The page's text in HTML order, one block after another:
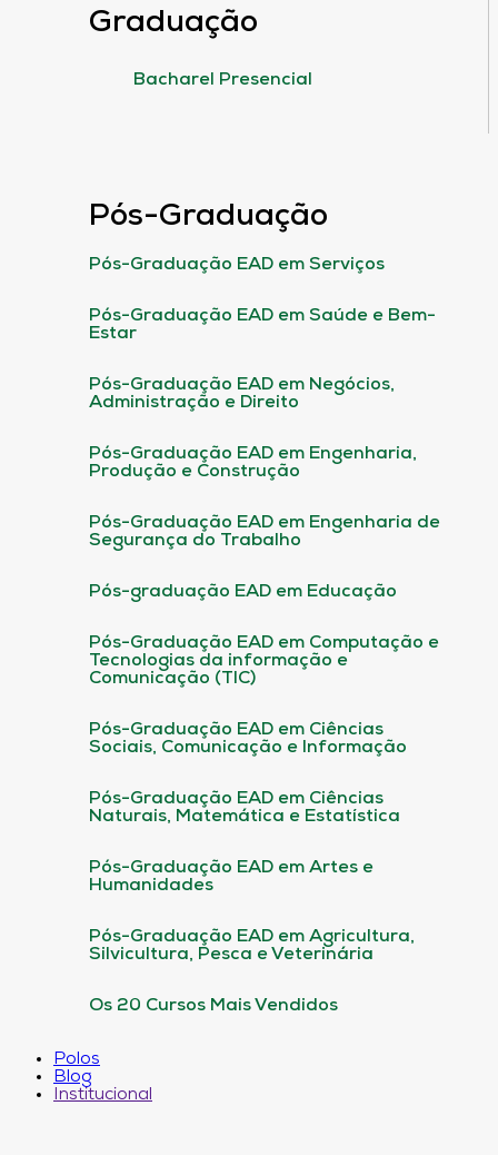
Graduação
Bacharel Presencial
Pós-Graduação
Pós-Graduação EAD em Serviços
Pós-Graduação EAD em Saúde e Bem-
Estar
Pós-Graduação EAD em Negócios,
Administração e Direito
Pós-Graduação EAD em Engenharia,
Produção e Construção
Pós-Graduação EAD em Engenharia de
Segurança do Trabalho
Pós-graduação EAD em Educação
Pós-Graduação EAD em Computação e
Tecnologias da informação e
Comunicação (TIC)
Pós-Graduação EAD em Ciências
Sociais, Comunicação e Informação
Pós-Graduação EAD em Ciências
Naturais, Matemática e Estatística
Pós-Graduação EAD em Artes e
Humanidades
Pós-Graduação EAD em Agricultura,
Silvicultura, Pesca e Veterinária
Os 20 Cursos Mais Vendidos
Polos
Blog
Institucional